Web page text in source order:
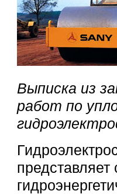
Выписка из
работ по